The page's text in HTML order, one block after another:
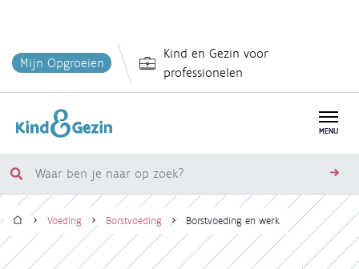
en
inhoud
Mijn Opgroeien
Kind en Gezin voor
professionelen
MENU
Waar
ben
je
naar
op
Kruimelpad
HomeVoeding Borstvoeding Borstvoeding en werk